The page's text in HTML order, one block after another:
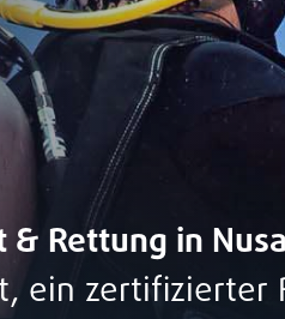
& Rettung in
ein